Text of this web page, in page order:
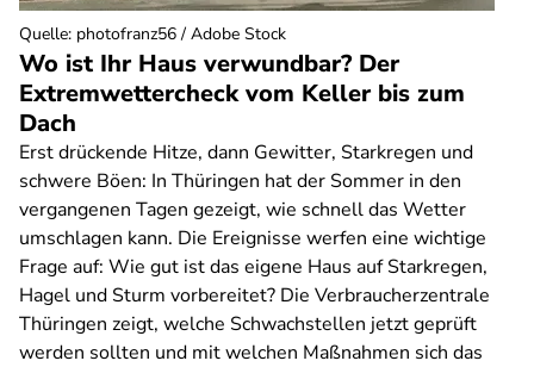
Wo ist Ihr Haus verwundbar? Der
Extremwettercheck vom Keller bis zum
Dach
Erst drückende Hitze, dann Gewitter, Starkregen und
schwere Böen: In Thüringen hat der Sommer in den
vergangenen Tagen gezeigt, wie schnell das Wetter
umschlagen kann. Die Ereignisse werfen eine wichtige
Frage auf: Wie gut ist das eigene Haus auf Starkregen,
Hagel und Sturm vorbereitet? Die Verbraucherzentrale
Thüringen zeigt, welche Schwachstellen jetzt geprüft
werden sollten und mit welchen Maßnahmen sich das
Quelle: photofranz56 / Adobe Stock